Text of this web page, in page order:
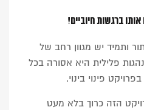
ברגשות חיוביים!
ותמיד יש מגוון רחב של
פלילית היא אסורה בכל
פינוי בינוי.
הזה כרוך בלא מעט